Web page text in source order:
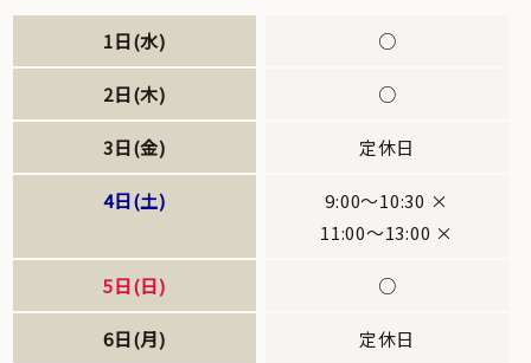
1日(水) ○
2日(木) ○
3日(金) 定休日
4日(土)
9:00～10:30 ×
11:00～13:00 ×
5日(日) ○
6日(月) 定休日